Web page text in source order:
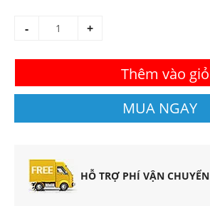
- +
Thêm vào giỏ
MUA NGAY
HỖ TRỢ PHÍ VẬN CHUYỂN